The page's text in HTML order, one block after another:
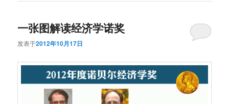
一张图解读经济学诺奖
发表于2012年10月17日